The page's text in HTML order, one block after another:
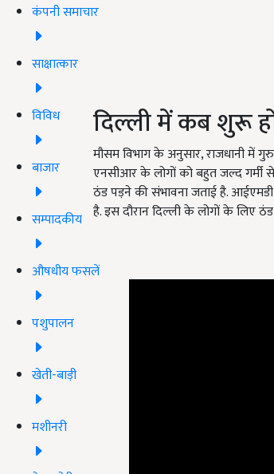
कंपनी समाचार
साक्षात्कार
विविध
बाजार
सम्पादकीय
औषधीय फसलें
पशुपालन
खेती-बाड़ी
मशीनरी
दिल्ली में कब शुरू
मौसम विभाग के अनुसार, राजधानी में
एनसीआर के लोगों को बहुत जल्द गर्मी
ठंड पड़ने की संभावना जताई है.
है. इस दौरान दिल्ली के लोगों के लिए